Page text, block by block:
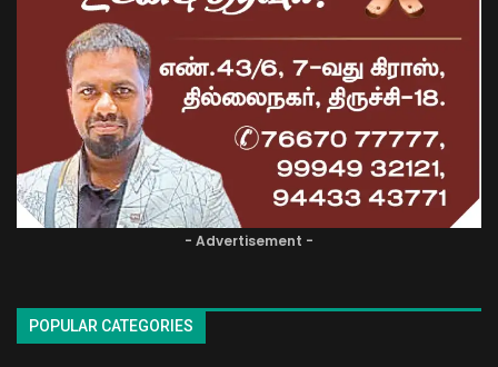
- Advertisement -
POPULAR CATEGORIES